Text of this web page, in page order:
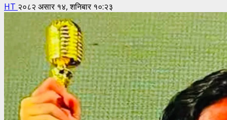
HT २०८२ असार १४, शनिबार १०:२३